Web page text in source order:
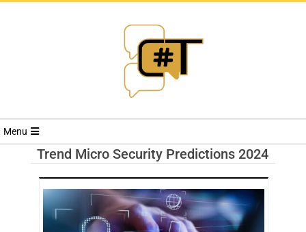
RIVISTA
TRENDS
Menu
Trend Micro Security Predictions 2024